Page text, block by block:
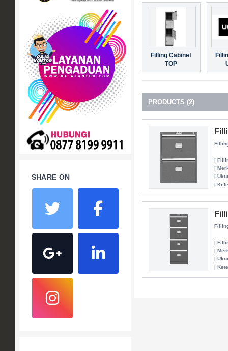
Movitex
Paper Cutter
Partisi Kantor
Promo
+ Rak Serbaguna
+ Ranjang Besi
+ Sofa Kantor
+ Springbed
White Board / Papan Tulis
SHARE ON
Filling Cabinet
TOP
PRODUCTS (2)
|
|
|
|
|
|
|
|